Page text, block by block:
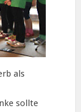
als
sollte